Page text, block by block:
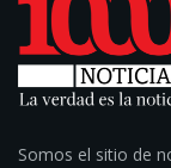
Somos el sitio de